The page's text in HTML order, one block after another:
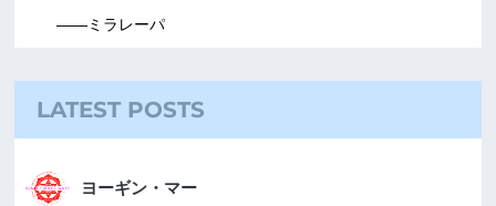
――ミラレーパ
LATEST POSTS
ヨーギン・マー